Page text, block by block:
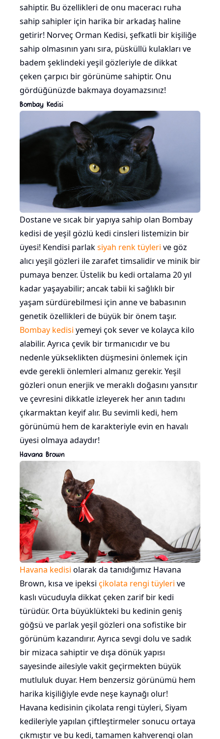
sahiptir. Bu özellikleri de onu maceracı ruha
sahip sahipler için harika bir arkadaş haline
getirir! Norveç Orman Kedisi, şefkatli bir kişiliğe
sahip olmasının yanı sıra, püsküllü kulakları ve
badem şeklindeki yeşil gözleriyle de dikkat
çeken çarpıcı bir görünüme sahiptir. Onu
gördüğünüzde bakmaya doyamazsınız!
Bombay Kedisi
Dostane ve sıcak bir yapıya sahip olan Bombay
kedisi de yeşil gözlü kedi cinsleri listemizin bir
üyesi! Kendisi parlaksiyah renk tüyleri ve göz
alıcı yeşil gözleri ile zarafet timsalidir ve minik bir
pumaya benzer. Üstelik bu kedi ortalama 20 yıl
kadar yaşayabilir; ancak tabii ki sağlıklı bir
yaşam sürdürebilmesi için anne ve babasının
genetik özellikleri de büyük bir önem taşır.
Bombay kedisi yemeyi çok sever ve kolayca kilo
alabilir. Ayrıca çevik bir tırmanıcıdır ve bu
nedenle yükseklikten düşmesini önlemek için
evde gerekli önlemleri almanız gerekir. Yeşil
gözleri onun enerjik ve meraklı doğasını yansıtır
ve çevresini dikkatle izleyerek her anın tadını
çıkarmaktan keyif alır. Bu sevimli kedi, hem
görünümü hem de karakteriyle evin en havalı
üyesi olmaya adaydır!
Havana Brown
Havana kedisi olarak da tanıdığımız Havana
Brown, kısa ve ipeksi çikolata rengi tüyleri ve
kaslı vücuduyla dikkat çeken zarif bir kedi
türüdür. Orta büyüklükteki bu kedinin geniş
göğsü ve parlak yeşil gözleri ona sofistike bir
görünüm kazandırır. Ayrıca sevgi dolu ve sadık
bir mizaca sahiptir ve dışa dönük yapısı
sayesinde ailesiyle vakit geçirmekten büyük
mutluluk duyar. Hem benzersiz görünümü hem
harika kişiliğiyle evde neşe kaynağı olur!
Havana kedisinin çikolata rengi tüyleri, Siyam
kedileriyle yapılan çiftleştirmeler sonucu ortaya
çıkmıştır ve bu kedi, tamamen kahverengi olan